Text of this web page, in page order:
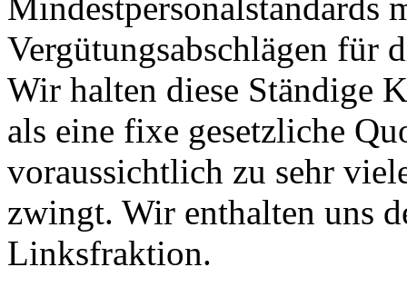
Vergütungsabschlägen für
Wir halten diese Ständige
als eine fixe gesetzliche
voraussichtlich zu sehr
zwingt. Wir enthalten uns
Linksfraktion.